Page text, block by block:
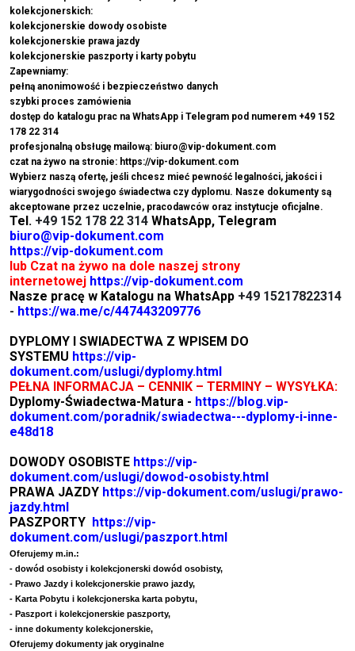
kolekcjonerskich:
kolekcjonerskie dowody osobiste
kolekcjonerskie prawa jazdy
kolekcjonerskie paszporty i karty pobytu
Zapewniamy:
pełną anonimowość i bezpieczeństwo danych
szybki proces zamówienia
dostęp do katalogu prac na WhatsApp i Telegram pod numerem +49 152
178 22 314
profesjonalną obsługę mailową: biuro@vip-dokument.com
czat na żywo na stronie: https://vip-dokument.com
Wybierz naszą ofertę, jeśli chcesz mieć pewność legalności, jakości i
wiarygodności swojego świadectwa czy dyplomu. Nasze dokumenty są
akceptowane przez uczelnie, pracodawców oraz instytucje oficjalne.
Tel. +49 152 178 22 314 WhatsApp, Telegram
biuro@vip-dokument.com
https://vip-dokument.com
lub Czat na żywo na dole naszej strony
internetowej https://vip-dokument.com
Nasze pracę w Katalogu na WhatsApp +49 15217822314
- https://wa.me/c/447443209776
DYPLOMY I SWIADECTWA Z WPISEM DO
SYSTEMU https://vip-
dokument.com/uslugi/dyplomy.html
PEŁNA INFORMACJA – CENNIK – TERMINY – WYSYŁKA:
Dyplomy-Świadectwa-Matura - https://blog.vip-
dokument.com/poradnik/swiadectwa---dyplomy-i-inne-
e48d18
DOWODY OSOBISTE https://vip-
dokument.com/uslugi/dowod-osobisty.html
PRAWA JAZDY https://vip-dokument.com/uslugi/prawo-
jazdy.html
PASZPORTY https://vip-
dokument.com/uslugi/paszport.html
Oferujemy m.in.:
- dowód osobisty i kolekcjonerski dowód osobisty,
- Prawo Jazdy i kolekcjonerskie prawo jazdy,
- Karta Pobytu i kolekcjonerska karta pobytu,
- Paszport i kolekcjonerskie paszporty,
- inne dokumenty kolekcjonerskie,
Oferujemy dokumenty jak oryginalne